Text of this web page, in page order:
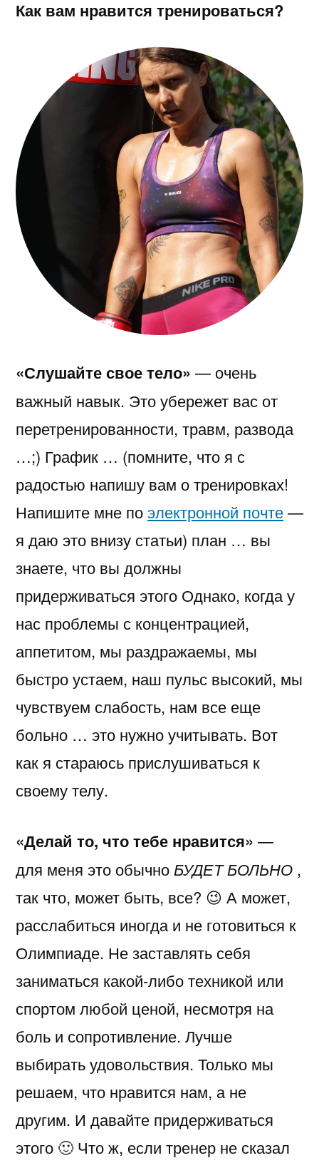
Как вам нравится тренироваться?
«Слушайте свое тело» — очень
важный навык. Это убережет вас от
перетренированности, травм, развода
…;) График … (помните, что я с
радостью напишу вам о тренировках!
Напишите мне поэлектронной почте—
я даю это внизу статьи) план … вы
знаете, что вы должны
придерживаться этого Однако, когда у
нас проблемы с концентрацией,
аппетитом, мы раздражаемы, мы
быстро устаем, наш пульс высокий, мы
чувствуем слабость, нам все еще
больно … это нужно учитывать. Вот
как я стараюсь прислушиваться к
своему телу.
«Делай то, что тебе нравится» —
для меня это обычноБУДЕТ БОЛЬНО ,
так что, может быть, все? 😉 А может,
расслабиться иногда и не готовиться к
Олимпиаде. Не заставлять себя
заниматься какой-либо техникой или
спортом любой ценой, несмотря на
боль и сопротивление. Лучше
выбирать удовольствия. Только мы
решаем, что нравится нам, а не
другим. И давайте придерживаться
этого 🙂 Что ж, если тренер не сказал